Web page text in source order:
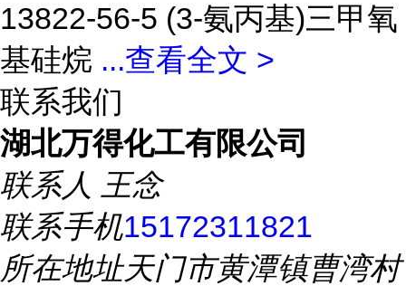
13822-56-5 (3-氨丙基)三甲氧
基硅烷 ...查看全文 >
联系我们
湖北万得化工有限公司
联系人 王念
联系手机15172311821
所在地址天门市黄潭镇曹湾村